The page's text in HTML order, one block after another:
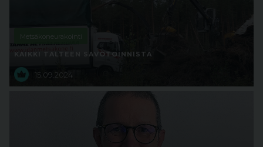
Metsäkoneurakointi
KAIKKI TALTEEN SAVOTOINNISTA
15.09.2024